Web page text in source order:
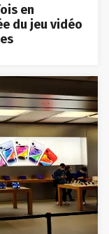
en
du jeu vidéo